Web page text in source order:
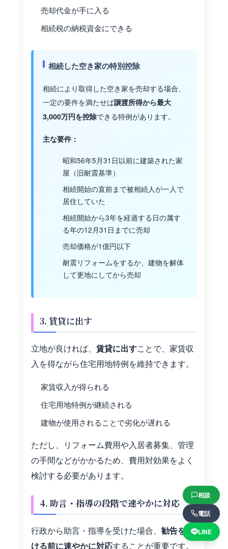
相談
電話
LINE
売却代金が手に入る
相続税の納税資金にできる
相続した空き家の特別控除
相続により取得した空き家を売却する場合、
一定の要件を満たせば譲渡所得から最大
3,000万円を控除できる特例があります。
主な要件：
昭和56年5月31日以前に建築された家
屋（旧耐震基準）
相続開始の直前まで被相続人が一人で
居住していた
相続開始から3年を経過する日の属す
る年の12月31日までに売却
売却価格が1億円以下
耐震リフォームをするか、建物を解体
して更地にしてから売却
3. 賃貸に出す
立地が良ければ、 賃貸に出すことで、家賃収
入を得ながら住宅用地特例を維持できます。
家賃収入が得られる
住宅用地特例が継続される
建物が使用されることで劣化が遅れる
ただし、リフォーム費用や入居者募集、管理
の手間などがかかるため、費用対効果をよく
検討する必要があります。
4. 助言・指導の段階で速やかに対応
行政から助言・指導を受けた場合、 勧告を受
ける前に速やかに対応することが重要です。